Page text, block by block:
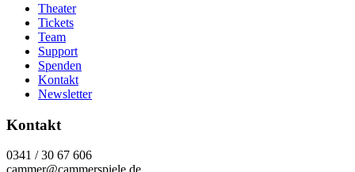
Theater
Tickets
Team
Support
Spenden
Kontakt
Newsletter
Kontakt
0341 / 30 67 606